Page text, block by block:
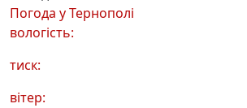
Погода уТернополі
вологість:
тиск:
вітер: